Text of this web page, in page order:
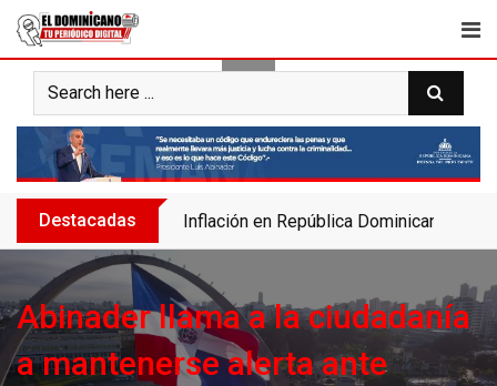
Skip
content
Destacadas Inflación en República Dominicana se
Abinader llama a la ciudadanía
a mantenerse alerta ante